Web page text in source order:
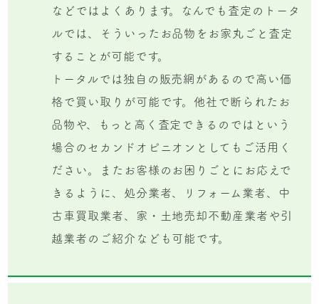
などではよくあります。なんでも査定のトータ
ルでは、そういったお品物をお家丸ごと査定
することが可能です。
トータルでは独自の販売網があるので高い価
格で買い取りが可能です。他社で断られたお
品物や、もっと高く査定できるのではという
場合のセカンドオピニオンとしてもご活用く
ださい。またお客様のお困りごとにお応えで
きるように、処分業者、リフォーム業者、中
古車買取業者、家・土地売却不動産業者や引
越業者のご紹介なども可能です。